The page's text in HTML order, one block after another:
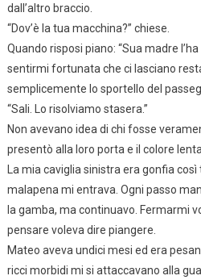
dall’altro braccio.
“Dov’è la tua macchina?” chiese.
Quando risposi piano: “Sua madre
sentirmi fortunata che ci lasciano
semplicemente lo sportello del
“Sali. Lo risolviamo stasera.”
Non avevano idea di chi fosse
presentò alla loro porta e il colore
La mia caviglia sinistra era gonfia così
malapena mi entrava. Ogni passo
la gamba, ma continuavo. Fermarmi
pensare voleva dire piangere.
Mateo aveva undici mesi ed era
ricci morbidi mi si attaccavano alla